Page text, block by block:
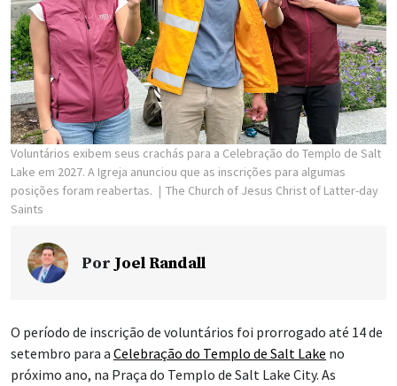
Voluntários exibem seus crachás para a Celebração do Templo de Salt
Lake em 2027. A Igreja anunciou que as inscrições para algumas
posições foram reabertas.
The Church of Jesus Christ of Latter-day
Saints
Por Joel Randall
O período de inscrição de voluntários foi prorrogado até 14 de
setembro para a Celebração do Templo de Salt Lake no
próximo ano, na Praça do Templo de Salt Lake City. As